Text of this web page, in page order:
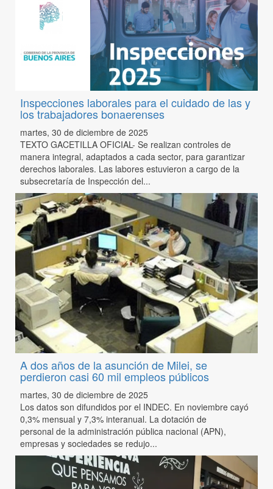
Inspecciones laborales para el cuidado de las y
los trabajadores bonaerenses
martes, 30 de diciembre de 2025
TEXTO GACETILLA OFICIAL- Se realizan controles de
manera integral, adaptados a cada sector, para garantizar
derechos laborales. Las labores estuvieron a cargo de la
subsecretaría de Inspección del...
A dos años de la asunción de Milei, se
perdieron casi 60 mil empleos públicos
martes, 30 de diciembre de 2025
Los datos son difundidos por el INDEC. En noviembre cayó
0,3% mensual y 7,3% interanual. La dotación de
personal de la administración pública nacional (APN),
empresas y sociedades se redujo...